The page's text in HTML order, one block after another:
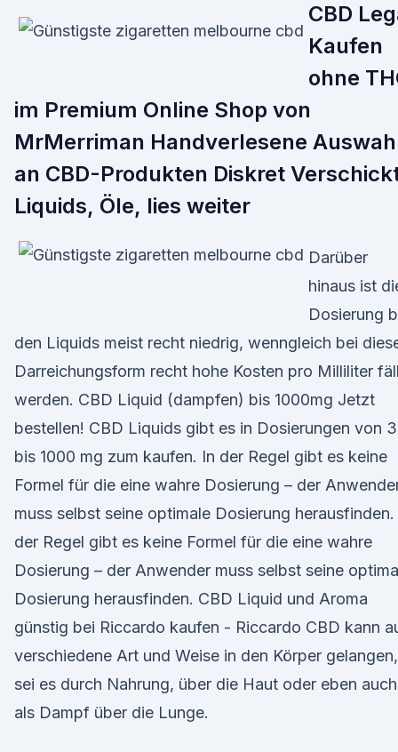
CBD
Kaufen
ohne
im Premium Online Shop von
MrMerriman Handverlesene
an CBD-Produkten Diskret
Liquids, Öle, lies weiter
Darüber
hinaus ist
Dosierung
den Liquids meist recht niedrig, wenngleich bei
Darreichungsform recht hohe Kosten pro Milliliter
werden. CBD Liquid (dampfen) bis 1000mg Jetzt
bestellen! CBD Liquids gibt es in Dosierungen von
bis 1000 mg zum kaufen. In der Regel gibt es keine
Formel für die eine wahre Dosierung – der
muss selbst seine optimale Dosierung herausfinden.
der Regel gibt es keine Formel für die eine wahre
Dosierung – der Anwender muss selbst seine
Dosierung herausfinden. CBD Liquid und Aroma
günstig bei Riccardo kaufen - Riccardo CBD kann
verschiedene Art und Weise in den Körper gelangen,
sei es durch Nahrung, über die Haut oder eben auch
als Dampf über die Lunge.